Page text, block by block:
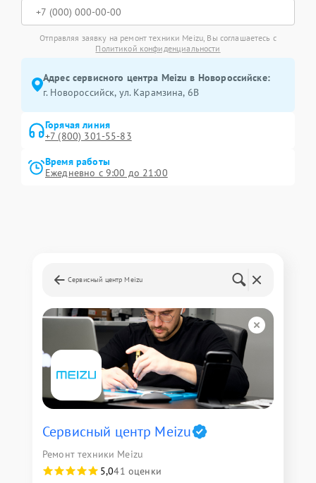
Отправляя заявку на ремонт техники Meizu, Вы соглашаетесь с
Политикой конфиденциальности
Адрес сервисного центра Meizu в Новороссийске:
г. Новороссийск, ул. Карамзина, 6В
Горячая линия
+7 (800) 301-55-83
Время работы
Ежедневно с 9:00 до 21:00
Сервисный центр Meizu
Сервисный центр Meizu
Ремонт техники Meizu
5,041 оценки